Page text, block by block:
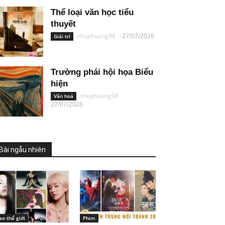
Thể loại văn học tiểu
thuyết
Giải trí nhuphuong98 -27/07/2026
Trường phái hội họa Biểu
hiện
Văn hoá nhuphuong98 -
27/07/2026
ngẫu nhiên
thế giới Phim